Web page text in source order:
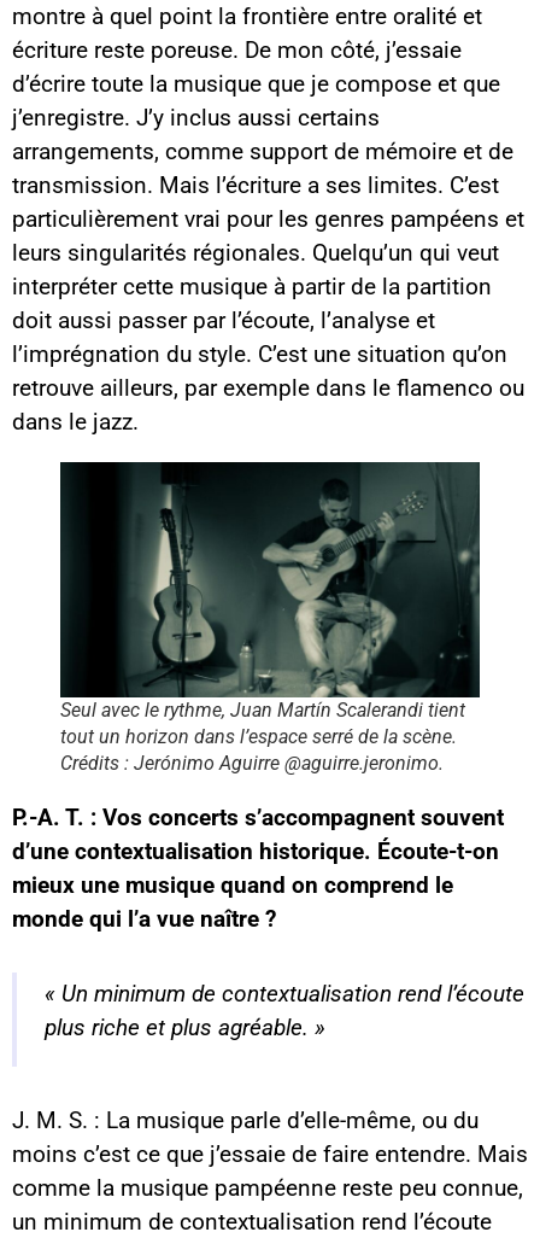
montre à quel point la frontière entre oralité et
écriture reste poreuse. De mon côté, j’essaie
d’écrire toute la musique que je compose et que
j’enregistre. J’y inclus aussi certains
arrangements, comme support de mémoire et de
transmission. Mais l’écriture a ses limites. C’est
particulièrement vrai pour les genres pampéens et
leurs singularités régionales. Quelqu’un qui veut
interpréter cette musique à partir de la partition
doit aussi passer par l’écoute, l’analyse et
l’imprégnation du style. C’est une situation qu’on
retrouve ailleurs, par exemple dans le flamenco ou
dans le jazz.
Seul avec le rythme, Juan Martín Scalerandi tient
tout un horizon dans l’espace serré de la scène.
Crédits : Jerónimo Aguirre @aguirre.jeronimo.
P.-A. T. : Vos concerts s’accompagnent souvent
d’une contextualisation historique. Écoute-t-on
mieux une musique quand on comprend le
monde qui l’a vue naître ?
« Un minimum de contextualisation rend l’écoute
plus riche et plus agréable. »
J. M. S. : La musique parle d’elle-même, ou du
moins c’est ce que j’essaie de faire entendre. Mais
comme la musique pampéenne reste peu connue,
un minimum de contextualisation rend l’écoute